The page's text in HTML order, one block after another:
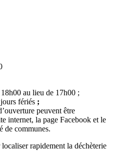
au lieu de 17h00 ;
fériés ;
peuvent être
internet, la page Facebook et le
de communes.
rapidement la déchèterie